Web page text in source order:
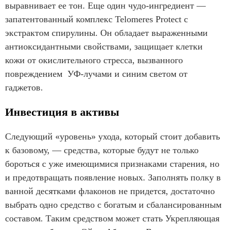
выравнивает ее тон. Еще один чудо-ингредиент —
запатентованный комплекс Telomeres Protect с
экстрактом спирулины. Он обладает выраженными
антиоксидантными свойствами, защищает клетки
кожи от окислительного стресса, вызванного
повреждением УФ-лучами и синим светом от
гаджетов.
Инвестиция в активы
Следующий «уровень» ухода, который стоит добавить
к базовому, — средства, которые будут не только
бороться с уже имеющимися признаками старения, но
и предотвращать появление новых. Заполнять полку в
ванной десятками флаконов не придется, достаточно
выбрать одно средство с богатым и сбалансированным
составом. Таким средством может стать Укрепляющая